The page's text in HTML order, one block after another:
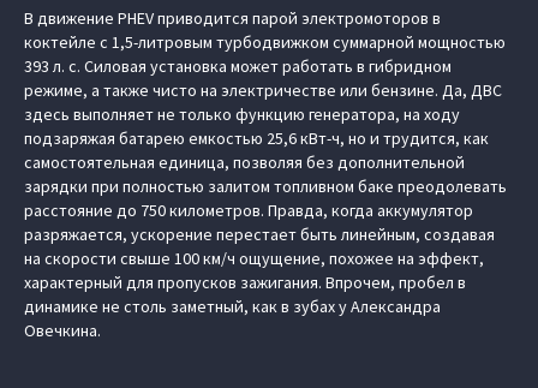
В движение PHEV приводится парой электромоторов в
коктейле с 1,5-литровым турбодвижком суммарной мощностью
393 л. с. Силовая установка может работать в гибридном
режиме, а также чисто на электричестве или бензине. Да, ДВС
здесь выполняет не только функцию генератора, на ходу
подзаряжая батарею емкостью 25,6 кВт-ч, но и трудится, как
самостоятельная единица, позволяя без дополнительной
зарядки при полностью залитом топливном баке преодолевать
расстояние до 750 километров. Правда, когда аккумулятор
разряжается, ускорение перестает быть линейным, создавая
на скорости свыше 100 км/ч ощущение, похожее на эффект,
характерный для пропусков зажигания. Впрочем, пробел в
динамике не столь заметный, как в зубах у Александра
Овечкина.